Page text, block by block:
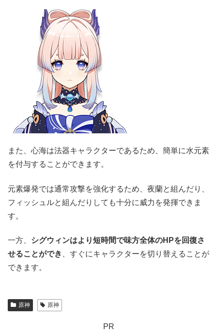
また、心海は法器キャラクターであるため、簡単に水元素
を付与することができます。
元素爆発では通常攻撃を強化するため、夜蘭と組んだり、
フィッシュルと組んだりしても十分に威力を発揮できま
す。
一方、 シグウィンはより短時間で味方全体のHPを回復さ
せることができ
、すぐにキャラクターを切り替えることが
できます。
原神 原神
PR